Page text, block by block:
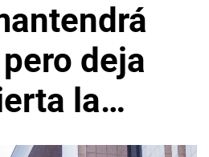
deja
la
a una